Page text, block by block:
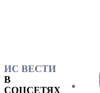
ИС ВЕСТИ
В
СОЦСЕТЯХ